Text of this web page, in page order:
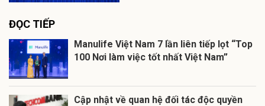
ĐỌC TIẾP
Manulife Việt Nam 7 lần liên tiếp lọt “Top
100 Nơi làm việc tốt nhất Việt Nam”
Cập nhật về quan hệ đối tác độc quyền